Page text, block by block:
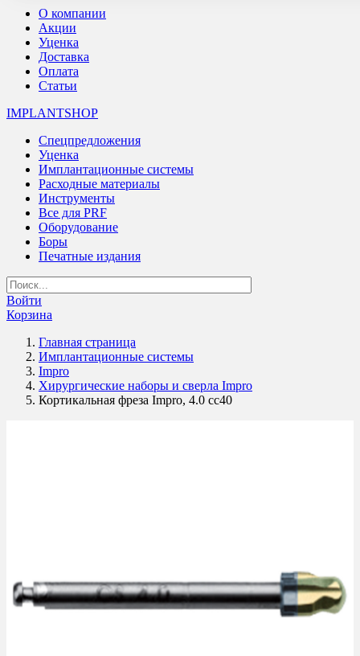
О компании
Акции
Уценка
Доставка
Оплата
Статьи
IMPLANTSHOP
Спецпредложения
Уценка
Имплантационные системы
Расходные материалы
Инструменты
Все для PRF
Оборудование
Боры
Печатные издания
Войти
Корзина
Главная страница
Имплантационные системы
Impro
Хирургические наборы и сверла Impro
Кортикальная фреза Impro, 4.0 cc40